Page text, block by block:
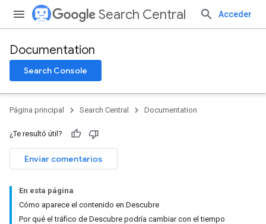
Search Central Acceder
Documentation
Search Console
Página principal Search Central Documentation
¿Te resultó útil?
Enviar comentarios
En esta página
Cómo aparece el contenido en Descubre
Por qué el tráfico de Descubre podría cambiar con el tiempo